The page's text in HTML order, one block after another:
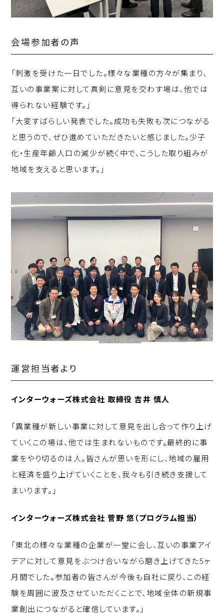
会場参加者の声
「刺激を受けた一日でした。様々な業種の方々が集まり、
互いの事業案に対して真剣に意見を交わす場は、他では
得られない経験です。」
「大変すばらしい発表でした。成功も失敗も次につながる
と思うので、ぜひ進めていただきたいと感じました。少子
化・生産年齢人口の減少が続く中で、こうした取り組みが
地域を支えると思います。」
運営担当者より
インターウォーズ株式会社 取締役 吉井 慎人
「異業種が新しい事業に対して意見を出し合って作り上げ
ていくこの場は、他では生まれないものです。最終的に事
業をやり切るのは人。皆さんが思いを形にし、地域の雇用
と経済を盛り上げていくことを、我々も引き続き支援して
まいります。」
インターウォーズ株式会社 菅野 悠（プログラム担当）
「東北の様々な業種の企業が一堂に会し、互いの事業アイ
デアに対して意見をぶつけ合いながら磨き上げてきた5ヶ
月間でした。参加者の皆さんが今後も自社に戻り、この経
験を周囲に波及させていただくことで、地域全体の新規事
業創出につながると確信しています。」